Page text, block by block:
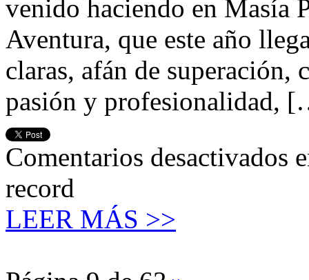
venido haciendo en Masía
Aventura, que este año
claras, afán de superación,
pasión y profesionalidad,
Comentarios desactivados
record
LEER MÁS >>